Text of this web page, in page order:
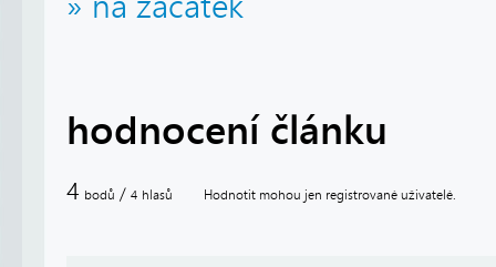
hodnocení článku
4 bodů / 4 hlasů Hodnotit mohou jen registrované uživatelé.